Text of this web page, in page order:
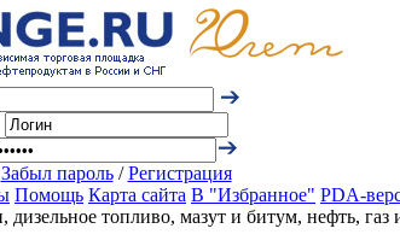
Забыл пароль/Регистрация
Помощь Карта сайта В "Избранное" PDA-
топливо, мазут и битум, нефть,